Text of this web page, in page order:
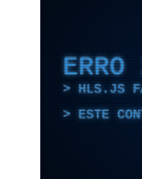
ERRO
HLS.JS
ESTE